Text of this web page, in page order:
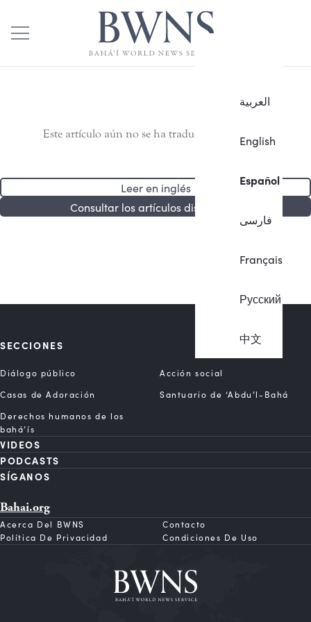
العربية
English
Español
فارسی
Français
Русский
中文
Este artículo aún no se ha traducido al español.
Leer en inglés
Consultar los artículos disponibles
SECCIONES
Diálogo público
Acción social
Casas de Adoración
Santuario de ‘Abdu’l-Bahá
Derechos humanos de los
bahá’ís
VIDEOS
PODCASTS
SÍGANOS
Bahai.org
Acerca Del BWNS
Contacto
Política De Privacidad
Condiciones De Uso